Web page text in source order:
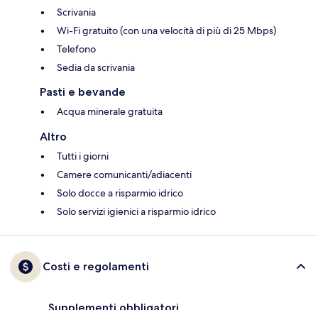
Scrivania
Wi-Fi gratuito (con una velocità di più di 25 Mbps)
Telefono
Sedia da scrivania
Pasti e bevande
Acqua minerale gratuita
Altro
Tutti i giorni
Camere comunicanti/adiacenti
Solo docce a risparmio idrico
Solo servizi igienici a risparmio idrico
Costi e regolamenti